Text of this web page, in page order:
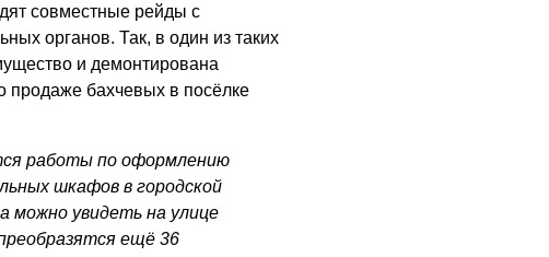
совместные рейды с
органов. Так, в один из таких
и демонтирована
продаже бахчевых в посёлке
работы по оформлению
шкафов в городской
можно увидеть на улице
ещё 36